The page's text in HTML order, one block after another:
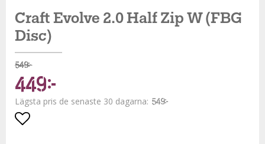
Craft Evolve 2.0 Half Zip W (FBG
Disc)
549 kr
449 kr
Lägsta pris de senaste 30 dagarna 549 kr